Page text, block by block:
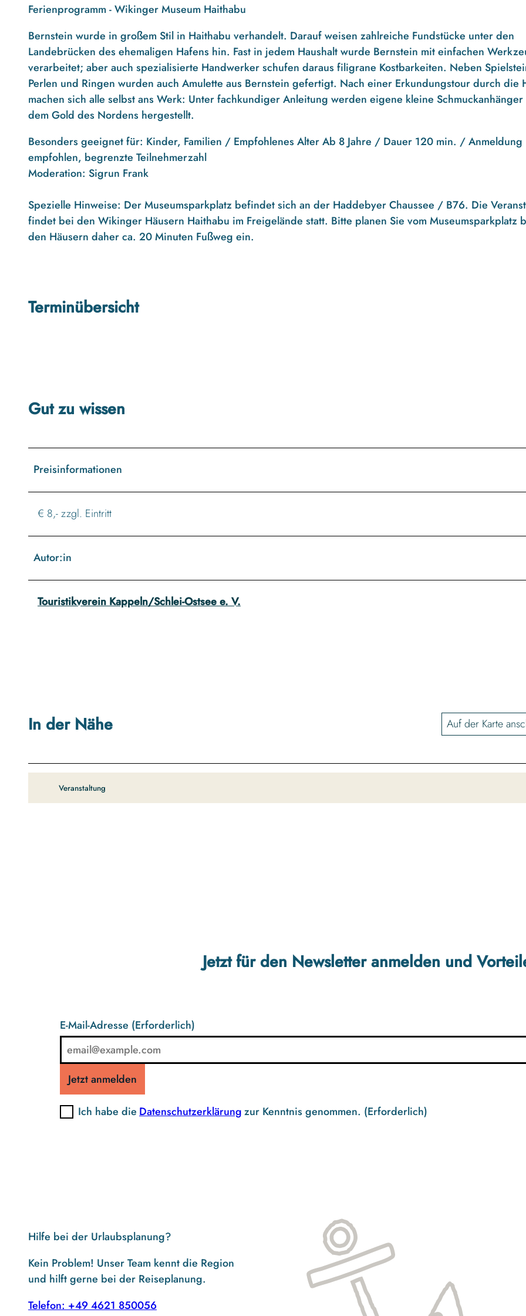
Ferienprogramm - Wikinger Museum Haithabu
Bernstein wurde in großem Stil in Haithabu verhandelt. Darauf weisen zahlreiche Fundstücke unter den
Landebrücken des ehemaligen Hafens hin. Fast in jedem Haushalt wurde Bernstein mit einfachen
verarbeitet; aber auch spezialisierte Handwerker schufen daraus filigrane Kostbarkeiten. Neben
Perlen und Ringen wurden auch Amulette aus Bernstein gefertigt. Nach einer Erkundungstour durch die
machen sich alle selbst ans Werk: Unter fachkundiger Anleitung werden eigene kleine Schmuckanhänger
dem Gold des Nordens hergestellt.
Besonders geeignet für: Kinder, Familien / Empfohlenes Alter Ab 8 Jahre / Dauer 120 min. / Anmeldung
empfohlen, begrenzte Teilnehmerzahl
Moderation: Sigrun Frank
Spezielle Hinweise: Der Museumsparkplatz befindet sich an der Haddebyer Chaussee / B76. Die
findet bei den Wikinger Häusern Haithabu im Freigelände statt. Bitte planen Sie vom Museumsparkplatz
den Häusern daher ca. 20 Minuten Fußweg ein.
Terminübersicht
Gut zu wissen
Preisinformationen
€ 8,- zzgl. Eintritt
Autor:in
Touristikverein Kappeln/Schlei-Ostsee e. V.
In der Nähe Auf der Karte
Veranstaltung
Jetzt für den Newsletter anmelden und
E-Mail-Adresse (Erforderlich)
Jetzt anmelden
Ich habe die Datenschutzerklärungzur Kenntnis genommen. (Erforderlich)
Hilfe bei der Urlaubsplanung?
Kein Problem! Unser Team kennt die Region
und hilft gerne bei der Reiseplanung.
Telefon: +49 4621 850056